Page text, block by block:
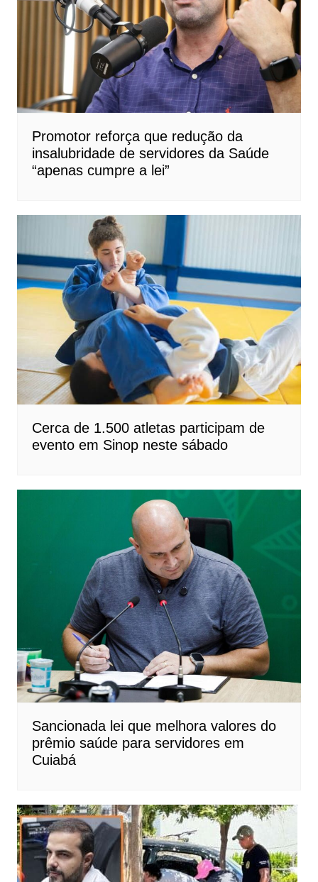
Promotor reforça que redução da
insalubridade de servidores da Saúde
“apenas cumpre a lei”
Cerca de 1.500 atletas participam de
evento em Sinop neste sábado
Sancionada lei que melhora valores do
prêmio saúde para servidores em
Cuiabá